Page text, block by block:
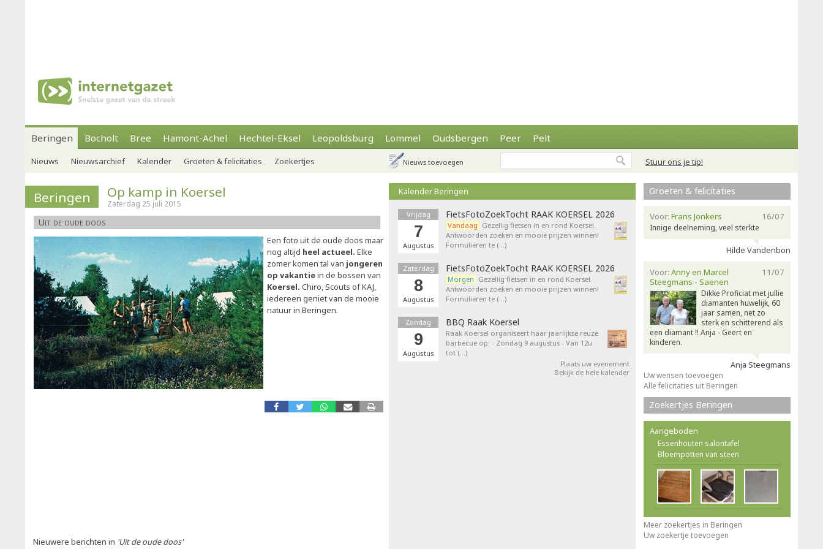
Beringen Bocholt Bree Hamont-Achel Hechtel-Eksel Leopoldsburg Lommel Oudsbergen Peer Pelt
Stuur ons je tip!
Nieuws Nieuwsarchief Kalender Groeten & felicitaties Zoekertjes Nieuws toevoegen
Beringen Op kamp in Koersel
Zaterdag 25 juli 2015
Uit de oude doos
Een foto uit de oude doos maar
nog altijd heel actueel. Elke
zomer komen tal van jongeren
op vakantiein de bossen van
Koersel. Chiro, Scouts of KAJ,
iedereen geniet van de mooie
natuur in Beringen.
Nieuwere berichten in 'Uit de oude doos'
Kalender Beringen
Vrijdag
7
Augustus
FietsFotoZoekTocht RAAK KOERSEL 2026
Vandaag Gezellig fietsen in en rond Koersel.
Antwoorden zoeken en mooie prijzen winnen!
Formulieren te (…)
Zaterdag
8
Augustus
FietsFotoZoekTocht RAAK KOERSEL 2026
Morgen Gezellig fietsen in en rond Koersel.
Antwoorden zoeken en mooie prijzen winnen!
Formulieren te (…)
Zondag
9
Augustus
BBQ Raak Koersel
Raak Koersel organiseert haar jaarlijkse reuze
barbecue op: - Zondag 9 augustus - Van 12u
tot (…)
Plaats uw evenement
Bekijk de hele kalender
Groeten & felicitaties
16/07
Voor: Frans Jonkers
Innige deelneming, veel sterkte
Hilde Vandenbon
11/07
Voor: Anny en Marcel
Steegmans - Saenen
Dikke Proficiat met jullie
diamanten huwelijk, 60
jaar samen, net zo
sterk en schitterend als
een diamant !! Anja - Geert en
kinderen.
Anja Steegmans
Uw wensen toevoegen
Alle felicitaties uit Beringen
Zoekertjes Beringen
Aangeboden
Essenhouten salontafel
Bloempotten van steen
Meer zoekertjes in Beringen
Uw zoekertje toevoegen